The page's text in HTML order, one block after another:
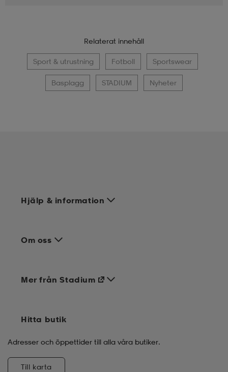
Relaterat innehåll
Sport & utrustning Fotboll Sportswear
Basplagg STADIUM Nyheter
Hjälp & information
Om oss
Mer från Stadium
Hitta butik
Adresser och öppettider till alla våra butiker.
Till karta